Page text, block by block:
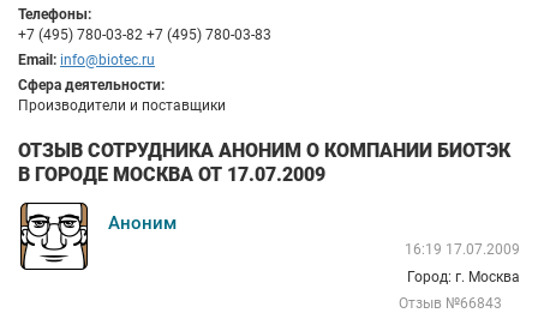
Телефоны:
+7 (495) 780-03-82 +7 (495) 780-03-83
Email: info@biotec.ru
Сфера деятельности:
Производители и поставщики
ОТЗЫВ СОТРУДНИКА АНОНИМ О КОМПАНИИ БИОТЭК
В ГОРОДЕ МОСКВА ОТ 17.07.2009
Аноним
16:19 17.07.2009
Город: г. Москва
Отзыв №66843